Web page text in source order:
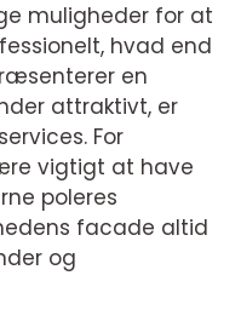
muligheder for at
hvad end
en
attraktivt, er
For
vigtigt at have
poleres
facade altid
og